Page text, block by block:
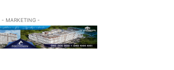
- MARKETING -